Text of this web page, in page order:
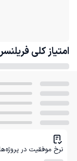
امتیاز کلی فریلنسر
نرخ موفقیت در